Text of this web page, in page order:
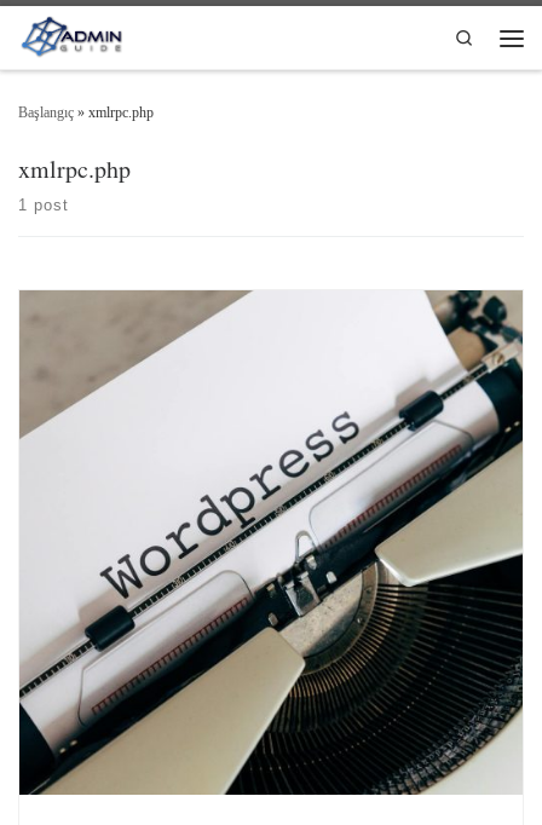
Skip to content
Search
Başlangıç » xmlrpc.php
xmlrpc.php
1 post